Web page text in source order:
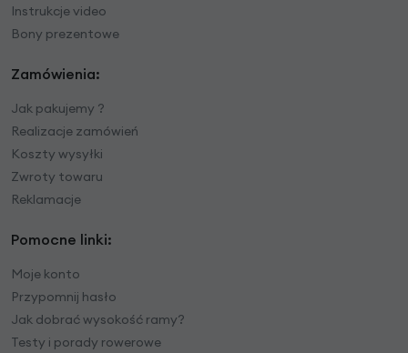
Instrukcje video
Bony prezentowe
Zamówienia:
Jak pakujemy ?
Realizacje zamówień
Koszty wysyłki
Zwroty towaru
Reklamacje
Pomocne linki:
Moje konto
Przypomnij hasło
Jak dobrać wysokość ramy?
Testy i porady rowerowe